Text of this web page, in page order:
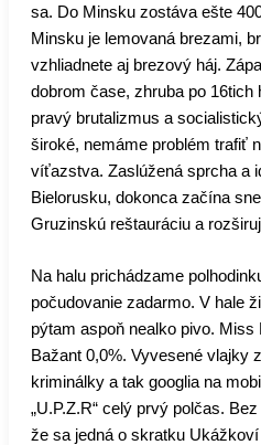
sa. Do Minsku zostáva ešte
Minsku je lemovaná brezami,
vzhliadnete aj brezový háj.
dobrom čase, zhruba po
pravý brutalizmus a
široké, nemáme problém trafiť
víťazstva. Zaslúžená sprcha a
Bielorusku, dokonca začína
Gruzinskú reštauráciu a
Na halu prichádzame
počudovanie zadarmo. V hale
pýtam aspoň nealko pivo.
Bažant 0,0%. Vyvesené vlajky
kriminálky a tak googlia na
„U.P.Z.R“ celý prvý polčas.
že sa jedná o skratku